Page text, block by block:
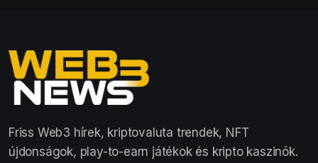
Friss Web3 hírek, kriptovaluta trendek, NFT
újdonságok, play-to-earn játékok és kripto kaszinók.